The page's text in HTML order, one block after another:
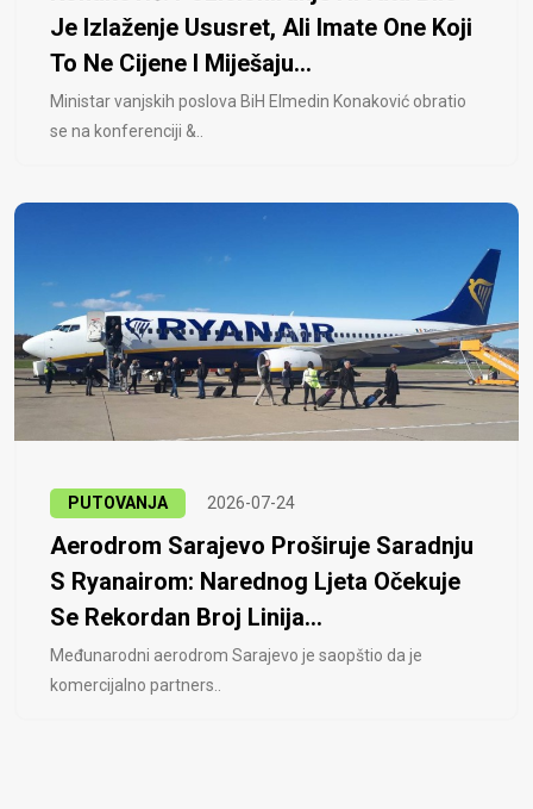
Je Izlaženje Ususret, Ali Imate One Koji
To Ne Cijene I Miješaju...
Ministar vanjskih poslova BiH Elmedin Konaković obratio
se na konferenciji &..
PUTOVANJA 2026-07-24
Aerodrom Sarajevo Proširuje Saradnju
S Ryanairom: Narednog Ljeta Očekuje
Se Rekordan Broj Linija...
Međunarodni aerodrom Sarajevo je saopštio da je
komercijalno partners..